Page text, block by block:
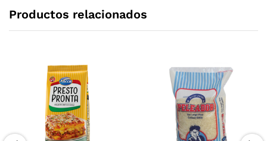
Productos relacionados